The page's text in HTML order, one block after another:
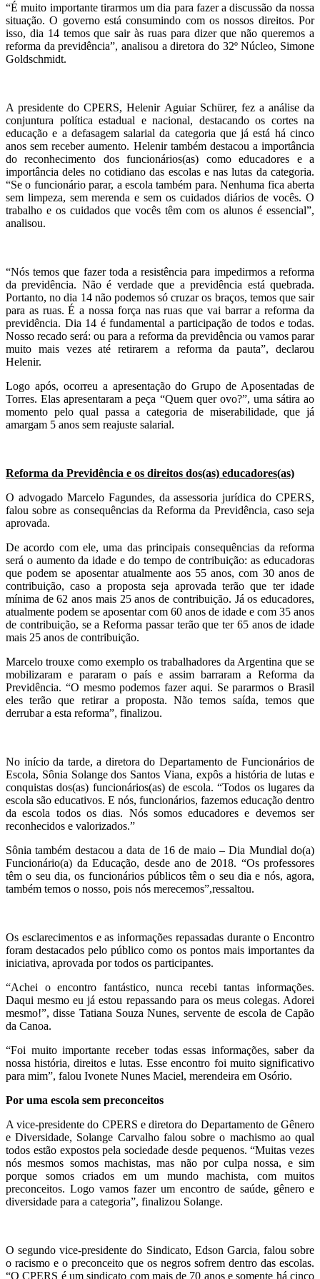
“É muito importante tirarmos um dia para fazer a discussão da nossa
situação. O governo está consumindo com os nossos direitos. Por
isso, dia 14 temos que sair às ruas para dizer que não queremos a
reforma da previdência”, analisou a diretora do 32º Núcleo, Simone
Goldschmidt.
A presidente do CPERS, Helenir Aguiar Schürer, fez a análise da
conjuntura política estadual e nacional, destacando os cortes na
educação e a defasagem salarial da categoria que já está há cinco
anos sem receber aumento. Helenir também destacou a importância
do reconhecimento dos funcionários(as) como educadores e a
importância deles no cotidiano das escolas e nas lutas da categoria.
“Se o funcionário parar, a escola também para. Nenhuma fica aberta
sem limpeza, sem merenda e sem os cuidados diários de vocês. O
trabalho e os cuidados que vocês têm com os alunos é essencial”,
analisou.
“Nós temos que fazer toda a resistência para impedirmos a reforma
da previdência. Não é verdade que a previdência está quebrada.
Portanto, no dia 14 não podemos só cruzar os braços, temos que sair
para as ruas. É a nossa força nas ruas que vai barrar a reforma da
previdência. Dia 14 é fundamental a participação de todos e todas.
Nosso recado será: ou para a reforma da previdência ou vamos parar
muito mais vezes até retirarem a reforma da pauta”, declarou
Helenir.
Logo após, ocorreu a apresentação do Grupo de Aposentadas de
Torres. Elas apresentaram a peça “Quem quer ovo?”, uma sátira ao
momento pelo qual passa a categoria de miserabilidade, que já
amargam 5 anos sem reajuste salarial.
Reforma da Previdência e os direitos dos(as) educadores(as)
O advogado Marcelo Fagundes, da assessoria jurídica do CPERS,
falou sobre as consequências da Reforma da Previdência, caso seja
aprovada.
De acordo com ele, uma das principais consequências da reforma
será o aumento da idade e do tempo de contribuição: as educadoras
que podem se aposentar atualmente aos 55 anos, com 30 anos de
contribuição, caso a proposta seja aprovada terão que ter idade
mínima de 62 anos mais 25 anos de contribuição. Já os educadores,
atualmente podem se aposentar com 60 anos de idade e com 35 anos
de contribuição, se a Reforma passar terão que ter 65 anos de idade
mais 25 anos de contribuição.
Marcelo trouxe como exemplo os trabalhadores da Argentina que se
mobilizaram e pararam o país e assim barraram a Reforma da
Previdência. “O mesmo podemos fazer aqui. Se pararmos o Brasil
eles terão que retirar a proposta. Não temos saída, temos que
derrubar a esta reforma”, finalizou.
No início da tarde, a diretora do Departamento de Funcionários de
Escola, Sônia Solange dos Santos Viana, expôs a história de lutas e
conquistas dos(as) funcionários(as) de escola. “Todos os lugares da
escola são educativos. E nós, funcionários, fazemos educação dentro
da escola todos os dias. Nós somos educadores e devemos ser
reconhecidos e valorizados.”
Sônia também destacou a data de 16 de maio – Dia Mundial do(a)
Funcionário(a) da Educação, desde ano de 2018. “Os professores
têm o seu dia, os funcionários públicos têm o seu dia e nós, agora,
também temos o nosso, pois nós merecemos”,ressaltou.
Os esclarecimentos e as informações repassadas durante o Encontro
foram destacados pelo público como os pontos mais importantes da
iniciativa, aprovada por todos os participantes.
“Achei o encontro fantástico, nunca recebi tantas informações.
Daqui mesmo eu já estou repassando para os meus colegas. Adorei
mesmo!”, disse Tatiana Souza Nunes, servente de escola de Capão
da Canoa.
“Foi muito importante receber todas essas informações, saber da
nossa história, direitos e lutas. Esse encontro foi muito significativo
para mim”, falou Ivonete Nunes Maciel, merendeira em Osório.
Por uma escola sem preconceitos
A vice-presidente do CPERS e diretora do Departamento de Gênero
e Diversidade, Solange Carvalho falou sobre o machismo ao qual
todos estão expostos pela sociedade desde pequenos. “Muitas vezes
nós mesmos somos machistas, mas não por culpa nossa, e sim
porque somos criados em um mundo machista, com muitos
preconceitos. Logo vamos fazer um encontro de saúde, gênero e
diversidade para a categoria”, finalizou Solange.
O segundo vice-presidente do Sindicato, Edson Garcia, falou sobre
o racismo e o preconceito que os negros sofrem dentro das escolas.
“O CPERS é um sindicato com mais de 70 anos e somente há cinco